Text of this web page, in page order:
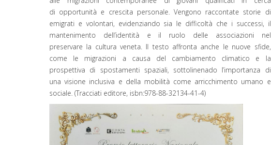
di opportunità e crescita personale. Vengono raccontate storie di
emigrati e volontari, evidenziando sia le difficoltà che i successi, il
mantenimento dell’identità e il ruolo delle associazioni nel
preservare la cultura veneta. Il testo affronta anche le nuove sfide,
come le migrazioni a causa del cambiamento climatico e la
prospettiva di spostamenti spaziali, sottolinenado l’importanza di
una visione inclusiva e della mobilità come arricchimento umano e
sociale. (Tracciati editore, isbn:978-88-32134-41-4)